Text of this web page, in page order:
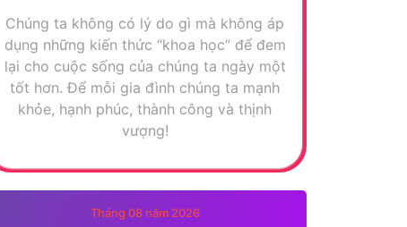
Chúng ta không có lý do gì mà không áp
dụng những kiến thức “khoa học” để đem
lại cho cuộc sống của chúng ta ngày một
tốt hơn. Để mỗi gia đình chúng ta mạnh
khỏe, hạnh phúc, thành công và thịnh
vượng!
Tháng 08 năm 2026